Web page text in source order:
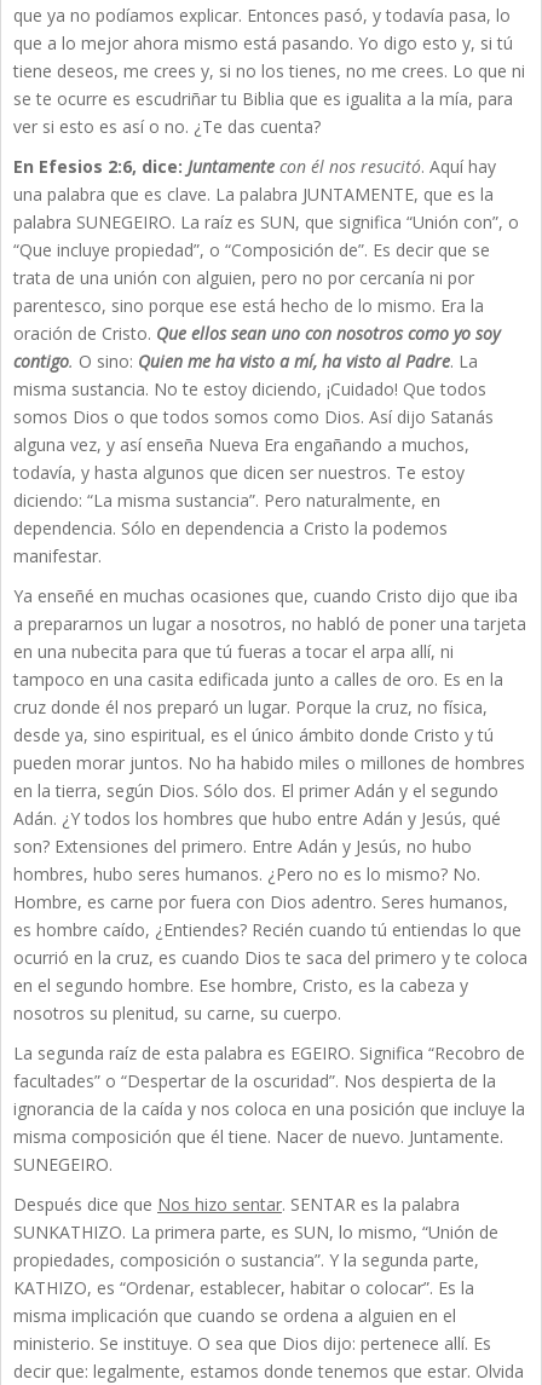
que ya no podíamos explicar. Entonces pasó, y todavía pasa, lo
que a lo mejor ahora mismo está pasando. Yo digo esto y, si tú
tiene deseos, me crees y, si no los tienes, no me crees. Lo que ni
se te ocurre es escudriñar tu Biblia que es igualita a la mía, para
ver si esto es así o no. ¿Te das cuenta?
En Efesios 2:6, dice: Juntamente con él nos resucitó. Aquí hay
una palabra que es clave. La palabra JUNTAMENTE, que es la
palabra SUNEGEIRO. La raíz es SUN, que significa “Unión con”, o
“Que incluye propiedad”, o “Composición de”. Es decir que se
trata de una unión con alguien, pero no por cercanía ni por
parentesco, sino porque ese está hecho de lo mismo. Era la
oración de Cristo. Que ellos sean uno con nosotros como yo soy
contigo. O sino: Quien me ha visto a mí, ha visto al Padre. La
misma sustancia. No te estoy diciendo, ¡Cuidado! Que todos
somos Dios o que todos somos como Dios. Así dijo Satanás
alguna vez, y así enseña Nueva Era engañando a muchos,
todavía, y hasta algunos que dicen ser nuestros. Te estoy
diciendo: “La misma sustancia”. Pero naturalmente, en
dependencia. Sólo en dependencia a Cristo la podemos
manifestar.
Ya enseñé en muchas ocasiones que, cuando Cristo dijo que iba
a prepararnos un lugar a nosotros, no habló de poner una tarjeta
en una nubecita para que tú fueras a tocar el arpa allí, ni
tampoco en una casita edificada junto a calles de oro. Es en la
cruz donde él nos preparó un lugar. Porque la cruz, no física,
desde ya, sino espiritual, es el único ámbito donde Cristo y tú
pueden morar juntos. No ha habido miles o millones de hombres
en la tierra, según Dios. Sólo dos. El primer Adán y el segundo
Adán. ¿Y todos los hombres que hubo entre Adán y Jesús, qué
son? Extensiones del primero. Entre Adán y Jesús, no hubo
hombres, hubo seres humanos. ¿Pero no es lo mismo? No.
Hombre, es carne por fuera con Dios adentro. Seres humanos,
es hombre caído, ¿Entiendes? Recién cuando tú entiendas lo que
ocurrió en la cruz, es cuando Dios te saca del primero y te coloca
en el segundo hombre. Ese hombre, Cristo, es la cabeza y
nosotros su plenitud, su carne, su cuerpo.
La segunda raíz de esta palabra es EGEIRO. Significa “Recobro de
facultades” o “Despertar de la oscuridad”. Nos despierta de la
ignorancia de la caída y nos coloca en una posición que incluye la
misma composición que él tiene. Nacer de nuevo. Juntamente.
SUNEGEIRO.
Después dice que Nos hizo sentar. SENTAR es la palabra
SUNKATHIZO. La primera parte, es SUN, lo mismo, “Unión de
propiedades, composición o sustancia”. Y la segunda parte,
KATHIZO, es “Ordenar, establecer, habitar o colocar”. Es la
misma implicación que cuando se ordena a alguien en el
ministerio. Se instituye. O sea que Dios dijo: pertenece allí. Es
decir que: legalmente, estamos donde tenemos que estar. Olvida